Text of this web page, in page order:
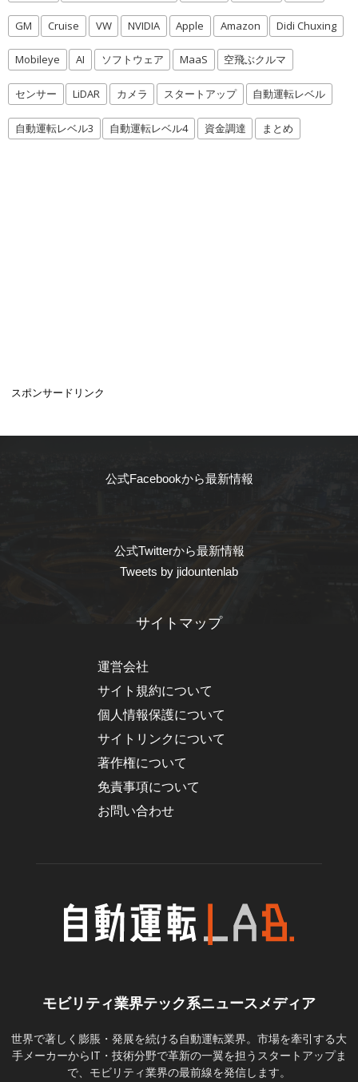
GM Cruise VW NVIDIA Apple Amazon Didi Chuxing
Mobileye AI ソフトウェア MaaS 空飛ぶクルマ
センサー LiDAR カメラ スタートアップ 自動運転レベル
自動運転レベル3 自動運転レベル4 資金調達 まとめ
スポンサードリンク
公式Facebookから最新情報
公式Twitterから最新情報
Tweets by jidountenlab
サイトマップ
運営会社
サイト規約について
個人情報保護について
サイトリンクについて
著作権について
免責事項について
お問い合わせ
モビリティ業界テック系ニュースメディア
世界で著しく膨脹・発展を続ける自動運転業界。市場を牽引する大
手メーカーからIT・技術分野で革新の一翼を担うスタートアップま
で、モビリティ業界の最前線を発信します。